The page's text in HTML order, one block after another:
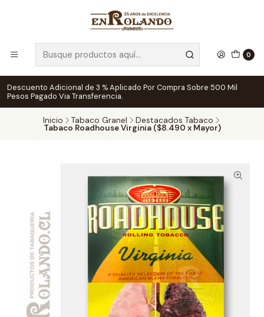
0
Descuento Adicional de 3 % Aplicado Por Compra Sobre 500 Mil
Pesos Pagado Via Transferencia.
Inicio Tabaco Granel Destacados Tabaco
Tabaco Roadhouse Virginia ($8.490 x Mayor)